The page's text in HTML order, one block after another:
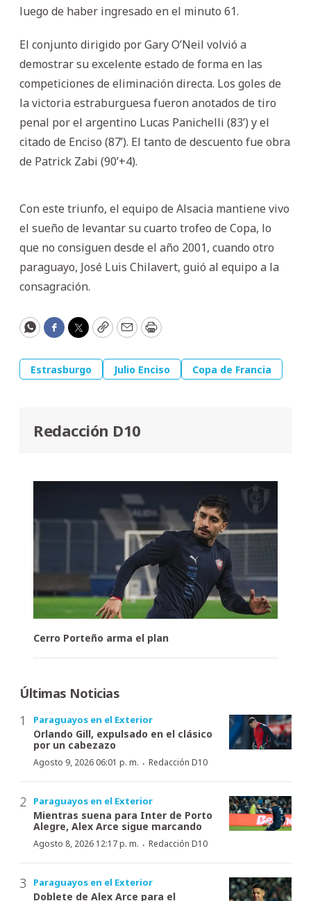
luego de haber ingresado en el minuto 61.
El conjunto dirigido por Gary O’Neil volvió a
demostrar su excelente estado de forma en las
competiciones de eliminación directa. Los goles de
la victoria estraburguesa fueron anotados de tiro
penal por el argentino Lucas Panichelli (83’) y el
citado de Enciso (87’). El tanto de descuento fue obra
de Patrick Zabi (90’+4).
Con este triunfo, el equipo de Alsacia mantiene vivo
el sueño de levantar su cuarto trofeo de Copa, lo
que no consiguen desde el año 2001, cuando otro
paraguayo, José Luis Chilavert, guió al equipo a la
consagración.
WhatsApp
Facebook
Twitter
CopyEmailPrint
Estrasburgo Julio Enciso Copa de Francia
Redacción D10
Cerro Porteño arma el plan
Últimas Noticias
Paraguayos en el Exterior
Orlando Gill, expulsado en el clásico
por un cabezazo
Agosto 9, 2026 06:01 p. m. · Redacción D10
Paraguayos en el Exterior
Mientras suena para Inter de Porto
Alegre, Alex Arce sigue marcando
Agosto 8, 2026 12:17 p. m. · Redacción D10
Paraguayos en el Exterior
Doblete de Alex Arce para el